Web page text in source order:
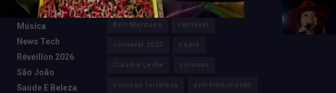
Negócios
Música
News Tech
Réveillon 2026
São João
Saúde E Beleza
Anitta Axé Banda Eva
Bell Marques carnaval
carnaval 2022 ceará
Claudia Leitte colosso
colosso fortaleza entretenimento